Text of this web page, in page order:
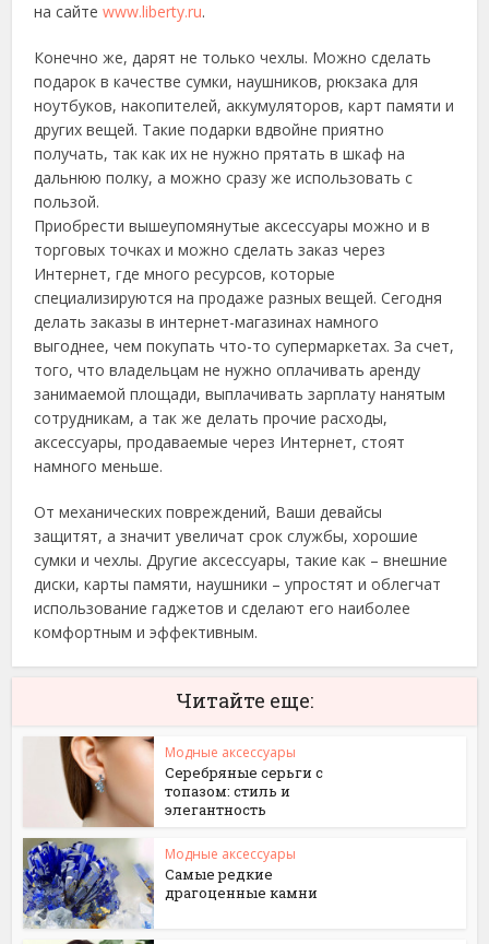
на сайтеwww.liberty.ru.
Конечно же, дарят не только чехлы. Можно сделать
подарок в качестве сумки, наушников, рюкзака для
ноутбуков, накопителей, аккумуляторов, карт памяти и
других вещей. Такие подарки вдвойне приятно
получать, так как их не нужно прятать в шкаф на
дальнюю полку, а можно сразу же использовать с
пользой.
Приобрести вышеупомянутые аксессуары можно и в
торговых точках и можно сделать заказ через
Интернет, где много ресурсов, которые
специализируются на продаже разных вещей. Сегодня
делать заказы в интернет-магазинах намного
выгоднее, чем покупать что-то супермаркетах. За счет,
того, что владельцам не нужно оплачивать аренду
занимаемой площади, выплачивать зарплату нанятым
сотрудникам, а так же делать прочие расходы,
аксессуары, продаваемые через Интернет, стоят
намного меньше.
От механических повреждений, Ваши девайсы
защитят, а значит увеличат срок службы, хорошие
сумки и чехлы. Другие аксессуары, такие как – внешние
диски, карты памяти, наушники – упростят и облегчат
использование гаджетов и сделают его наиболее
комфортным и эффективным.
Читайте еще:
Модные аксессуары
Серебряные серьги с
топазом: стиль и
элегантность
Модные аксессуары
Самые редкие
драгоценные камни